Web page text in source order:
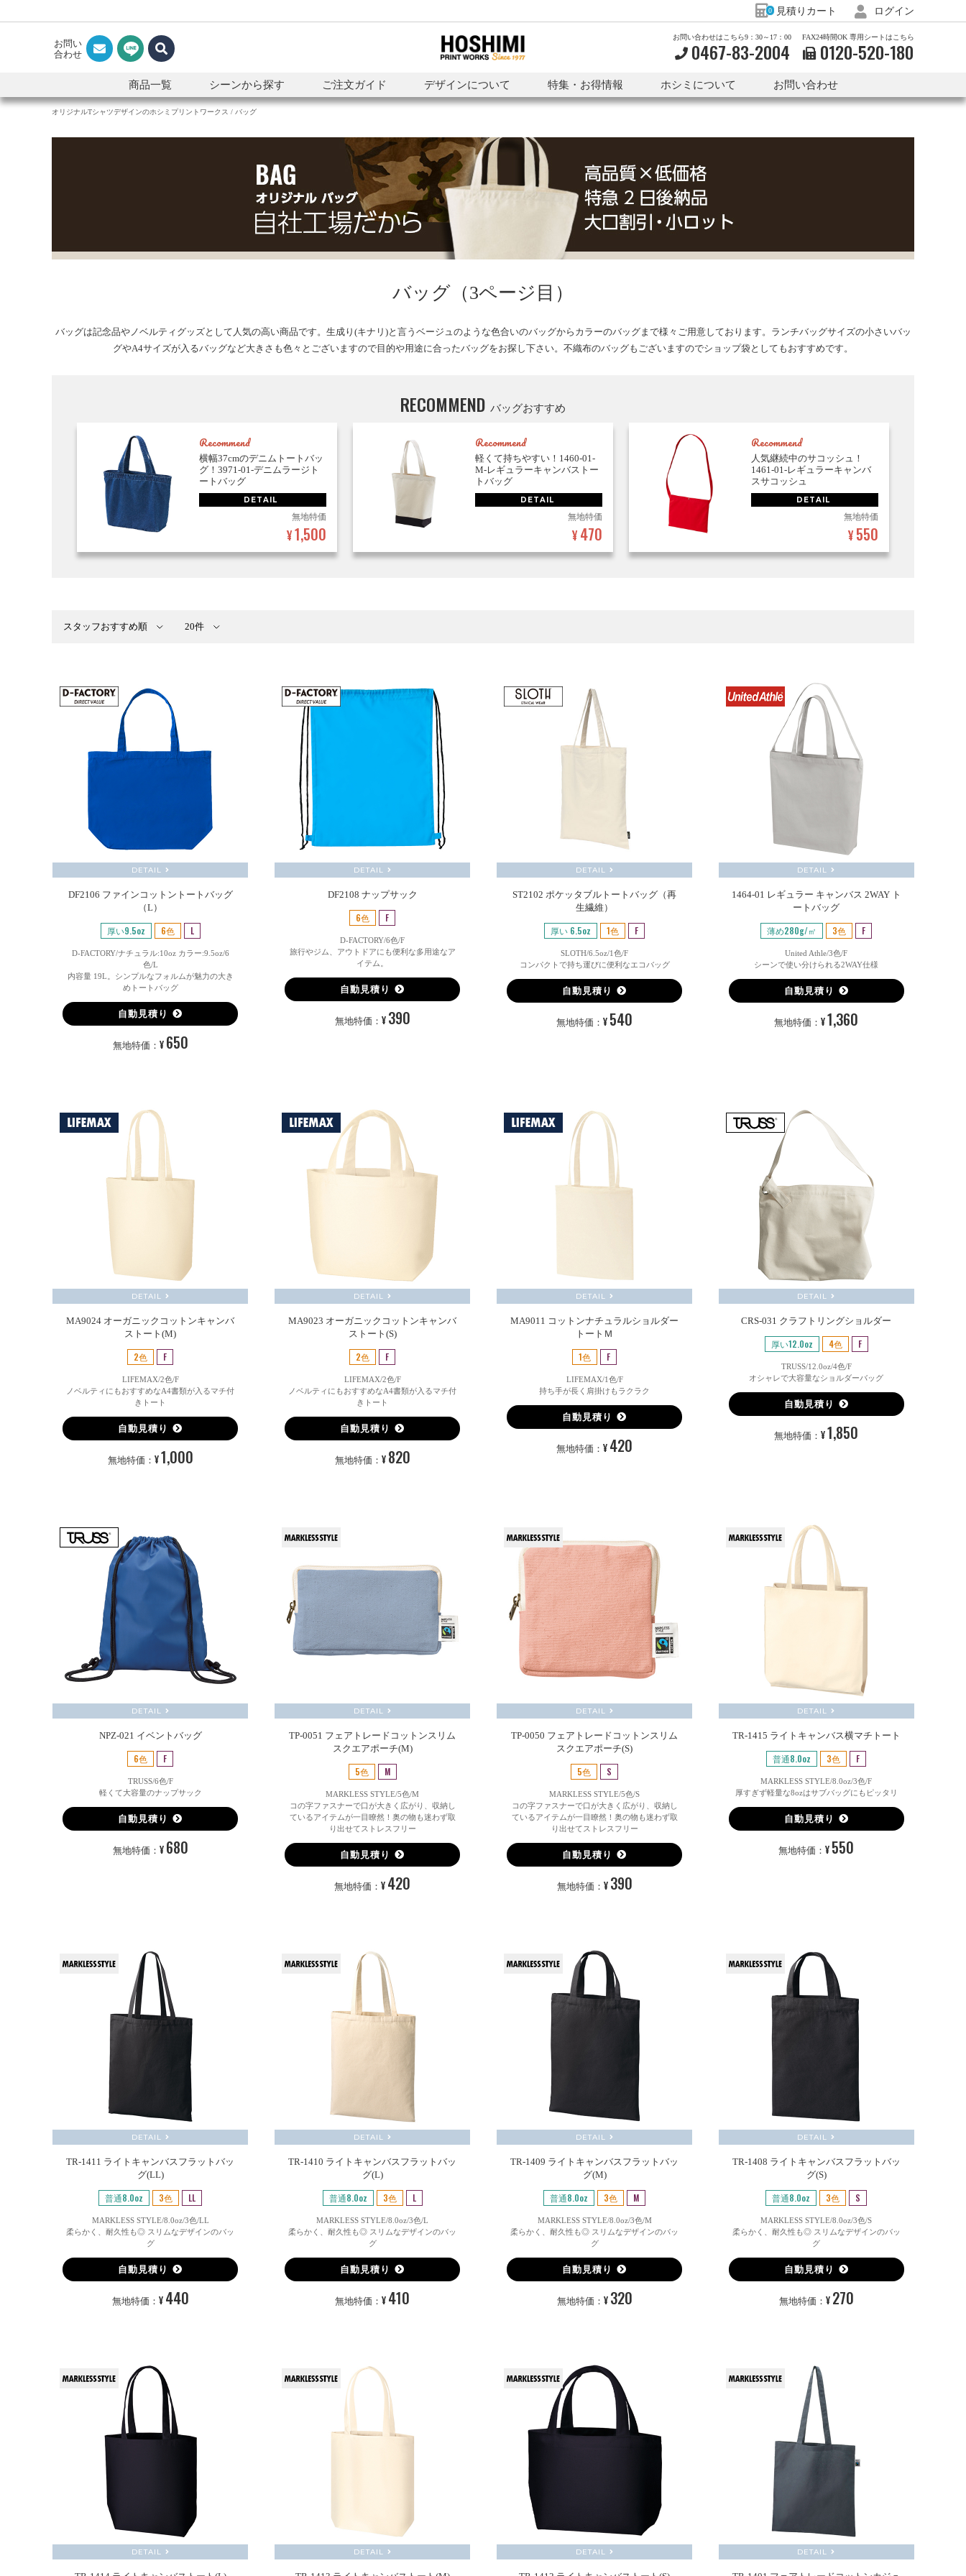
0 見積りカート ログイン
お問い
合わせ
お問い合わせはこちら9：30～17：00
0467-83-2004
FAX24時間OK 専用シートはこちら
0120-520-180
商品一覧 シーンから探す ご注文ガイド デザインについて 特集・お得情報 ホシミについて お問い合わせ
オリジナルTシャツデザインのホシミプリントワークス バッグ
バッグ（3ページ目）
バッグは記念品やノベルティグッズとして人気の高い商品です。生成り(キナリ)と言うベージュのような色合いのバッグからカラーのバッグまで様々ご用意しております。ランチバッグサイズの小さいバッ
グやA4サイズが入るバッグなど大きさも色々とございますので目的や用途に合ったバッグをお探し下さい。不織布のバッグもございますのでショップ袋としてもおすすめです。
RECOMMEND バッグおすすめ
Recommend
横幅37cmのデニムトートバッ
グ！3971-01-デニムラージト
ートバッグ
DETAIL
無地特価
¥1,500
Recommend
軽くて持ちやすい！1460-01-
M-レギュラーキャンバストー
トバッグ
DETAIL
無地特価
¥ 470
Recommend
人気継続中のサコッシュ！
1461-01-レギュラーキャンバ
スサコッシュ
DETAIL
無地特価
¥ 550
DETAIL
DF2106 ファインコットントートバッグ
（L）
厚い9.5oz 6色 L
D-FACTORY/ナチュラル:10oz カラー:9.5oz/6
色/L
内容量 19L。シンプルなフォルムが魅力の大き
めトートバッグ
自動見積り
無地特価： ¥ 650
DETAIL
DF2108 ナップサック
6色 F
D-FACTORY/6色/F
旅行やジム、アウトドアにも便利な多用途なア
イテム。
自動見積り
無地特価： ¥ 390
DETAIL
ST2102 ポケッタブルトートバッグ（再
生繊維）
厚い 6.5oz 1色 F
SLOTH/6.5oz/1色/F
コンパクトで持ち運びに便利なエコバッグ
自動見積り
無地特価： ¥540
DETAIL
1464-01 レギュラー キャンバス 2WAY ト
ートバッグ
薄め280g/㎡ 3色 F
United Athle/3色/F
シーンで使い分けられる2WAY仕様
自動見積り
無地特価：¥1,360
DETAIL
MA9024 オーガニックコットンキャンバ
ストート(M)
2色 F
LIFEMAX/2色/F
ノベルティにもおすすめなA4書類が入るマチ付
きトート
自動見積り
無地特価： ¥1,000
DETAIL
MA9023 オーガニックコットンキャンバ
ストート(S)
2色 F
LIFEMAX/2色/F
ノベルティにもおすすめなA4書類が入るマチ付
きトート
自動見積り
無地特価： ¥ 820
DETAIL
MA9011 コットンナチュラルショルダー
トートＭ
1色 F
LIFEMAX/1色/F
持ち手が長く肩掛けもラクラク
自動見積り
無地特価： ¥420
DETAIL
CRS-031 クラフトリングショルダー
厚い12.0oz 4色 F
TRUSS/12.0oz/4色/F
オシャレで大容量なショルダーバッグ
自動見積り
無地特価：¥1,850
DETAIL
NPZ-021 イベントバッグ
6色 F
TRUSS/6色/F
軽くて大容量のナップサック
自動見積り
無地特価： ¥ 680
DETAIL
TP-0051 フェアトレードコットンスリム
スクエアポーチ(M)
5色 M
MARKLESS STYLE/5色/M
コの字ファスナーで口が大きく広がり、収納し
ているアイテムが一目瞭然！奥の物も迷わず取
り出せてストレスフリー
自動見積り
無地特価：¥420
DETAIL
TP-0050 フェアトレードコットンスリム
スクエアポーチ(S)
5色 S
MARKLESS STYLE/5色/S
コの字ファスナーで口が大きく広がり、収納し
ているアイテムが一目瞭然！奥の物も迷わず取
り出せてストレスフリー
自動見積り
無地特価： ¥ 390
DETAIL
TR-1415 ライトキャンバス横マチトート
普通8.0oz 3色 F
MARKLESS STYLE/8.0oz/3色/F
厚すぎず軽量な8ozはサブバッグにもピッタリ
自動見積り
無地特価：¥550
DETAIL
TR-1411 ライトキャンバスフラットバッ
グ(LL)
普通8.0oz 3色 LL
MARKLESS STYLE/8.0oz/3色/LL
柔らかく、耐久性も◎ スリムなデザインのバッ
グ
自動見積り
無地特価： ¥ 440
DETAIL
TR-1410 ライトキャンバスフラットバッ
グ(L)
普通8.0oz 3色 L
MARKLESS STYLE/8.0oz/3色/L
柔らかく、耐久性も◎ スリムなデザインのバッ
グ
自動見積り
無地特価：¥410
DETAIL
TR-1409 ライトキャンバスフラットバッ
グ(M)
普通8.0oz 3色 M
MARKLESS STYLE/8.0oz/3色/M
柔らかく、耐久性も◎ スリムなデザインのバッ
グ
自動見積り
無地特価： ¥ 320
DETAIL
TR-1408 ライトキャンバスフラットバッ
グ(S)
普通8.0oz 3色 S
MARKLESS STYLE/8.0oz/3色/S
柔らかく、耐久性も◎ スリムなデザインのバッ
グ
自動見積り
無地特価： ¥270
DETAIL DETAIL DETAIL DETAIL